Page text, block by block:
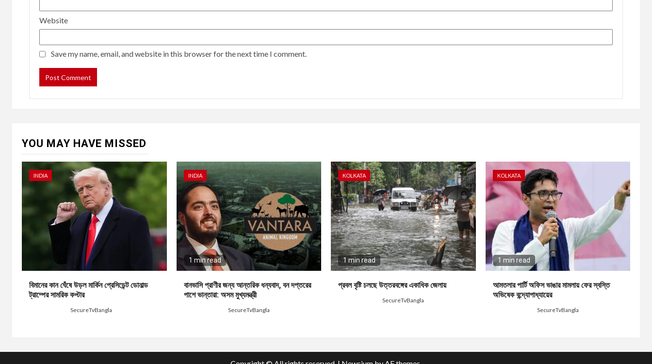
Website
Save my name, email, and website in this browser for the next time I comment.
YOU MAY HAVE MISSED
INDIA
বিমানের কান ঘেঁষে উড়ল মার্কিন প্রেসিডেন্ট ডোনাল্ড
ট্রাম্পের সামরিক কপ্টার
SecureTvBangla
INDIA
1 min read
বানভাসি প্রাণীর জন্য আন্তরিক ধন্যবাদ, বন দপ্তরের
পাশে ভান্তারা: অসম মুখ্যমন্ত্রী
SecureTvBangla
KOLKATA
1 min read
প্রবল বৃষ্টি চলছে উত্তরবঙ্গের একাধিক জেলায়
SecureTvBangla
KOLKATA
1 min read
আমতলার পার্টি অফিস ভাঙার মামলায় ফের স্বস্তি
অভিষেক বন্দ্যোপাধ্যায়ের
SecureTvBangla